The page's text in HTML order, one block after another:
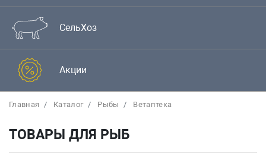
СельХоз
Акции
Главная Каталог Рыбы Bетаптека
ТОВАРЫ ДЛЯ РЫБ